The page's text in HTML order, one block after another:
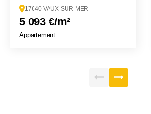
17640 VAUX-SUR-MER
5 093 €/m²
Appartement